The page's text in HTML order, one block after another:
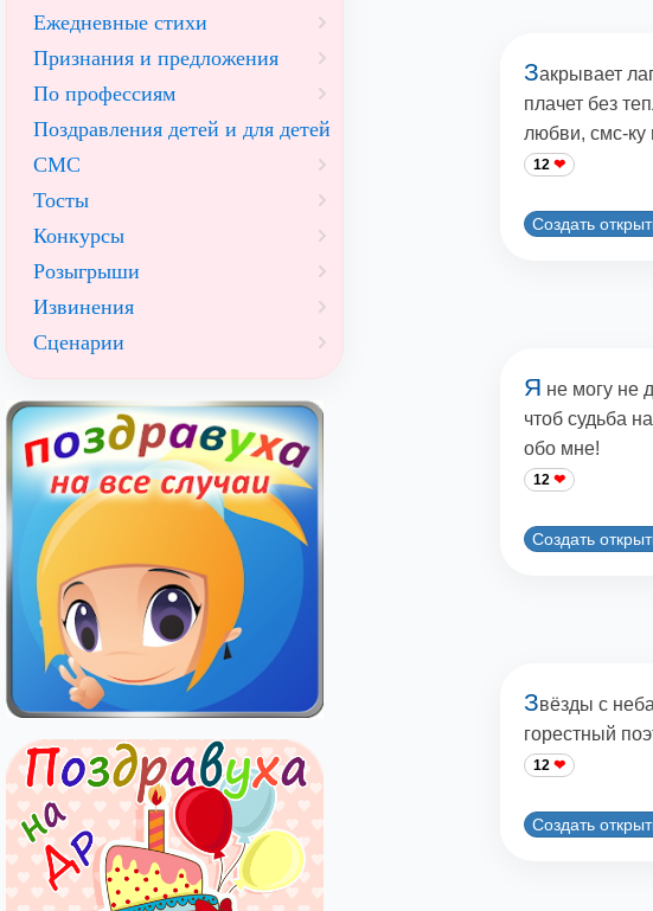
Закрывает
плачет без
любви, смс-
12
Создать
Я не могу не
чтоб судьба
обо мне!
12
Создать
Звёзды с
горестный
12
Создать
Ежедневные стихи
Признания и предложения
По профессиям
Поздравления детей и для детей
СМС
Тосты
Конкурсы
Розыгрыши
Извинения
Сценарии